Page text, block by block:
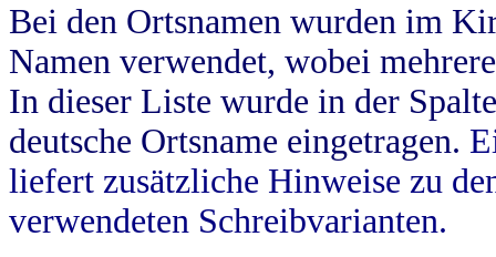
Bei den Ortsnamen wurden im
Namen verwendet, wobei
In dieser Liste wurde in der
deutsche Ortsname eingetragen.
liefert zusätzliche Hinweise zu
verwendeten Schreibvarianten.